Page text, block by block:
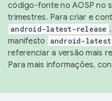
código-fonte no AOSP no
trimestres. Para criar e
android-latest-release
manifesto
android-
referenciar a versão mais
Para mais informações,